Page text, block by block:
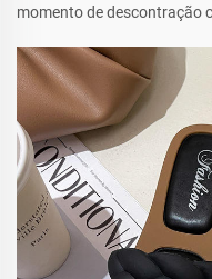
momento de descontração